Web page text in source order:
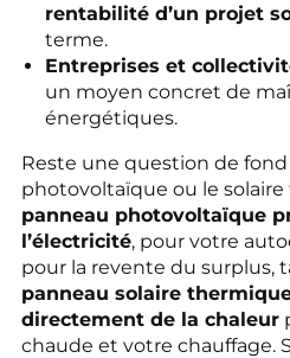
rentabilité d’un projet
terme.
Entreprises et
un moyen concret de
énergétiques.
Reste une question de fond
photovoltaïque ou le
panneau photovoltaïque
l’électricité, pour votre
pour la revente du surplus,
panneau solaire
directement de la chaleur
chaude et votre chauffage.